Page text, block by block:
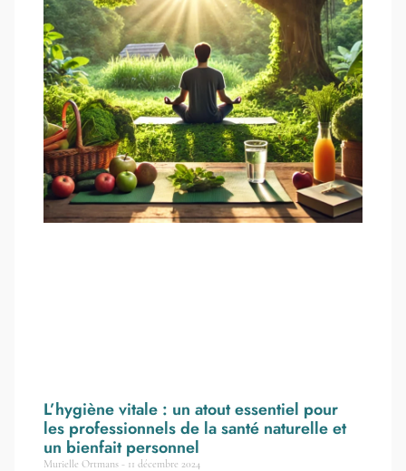
L’hygiène vitale : un atout essentiel pour
les professionnels de la santé naturelle et
un bienfait personnel
Murielle Ortmans 11 décembre 2024